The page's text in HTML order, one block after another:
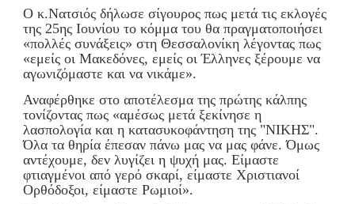
Ο κ.Νατσιός δήλωσε σίγουρος πως μετά τις εκλογές
της 25ης Ιουνίου το κόμμα του θα πραγματοποιήσει
«πολλές συνάξεις» στη Θεσσαλονίκη λέγοντας πως
«εμείς οι Μακεδόνες, εμείς οι Έλληνες ξέρουμε να
αγωνιζόμαστε και να νικάμε».
Αναφέρθηκε στο αποτέλεσμα της πρώτης κάλπης
τονίζοντας πως «αμέσως μετά ξεκίνησε η
λασπολογία και η κατασυκοφάντηση της "ΝΙΚΗΣ".
Όλα τα θηρία έπεσαν πάνω μας να μας φάνε. Όμως
αντέχουμε, δεν λυγίζει η ψυχή μας. Είμαστε
φτιαγμένοι από γερό σκαρί, είμαστε Χριστιανοί
Ορθόδοξοι, είμαστε Ρωμιοί».